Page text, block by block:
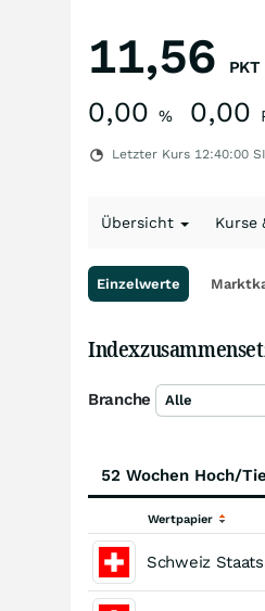
11,56 PKT
0,00 % 0,00
Letzter Kurs 12:40:00
Übersicht Kurse
Einzelwerte
Branche Alle
52 Wochen Hoch/
Wertpapier